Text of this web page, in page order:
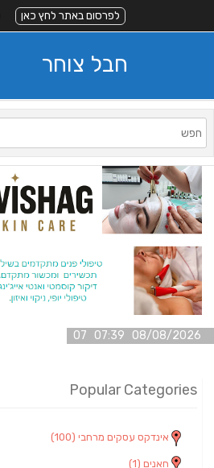
לפרסום באתר לחץ כאן
חבל צוחר
08/08/2026 07:39 07
Popular Categories
אינדקס עסקים מרחבי (100)
חאנים (1)